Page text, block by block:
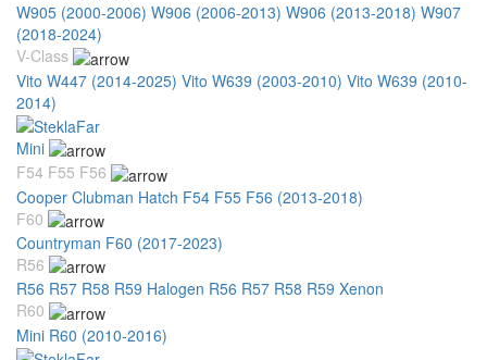
W905 (2000-2006) W906 (2006-2013) W906 (2013-2018) W907
(2018-2024)
V-Class
Vito W447 (2014-2025) Vito W639 (2003-2010) Vito W639 (2010-
2014)
Mini
F54 F55 F56
Cooper Clubman Hatch F54 F55 F56 (2013-2018)
F60
Countryman F60 (2017-2023)
R56
R56 R57 R58 R59 Halogen R56 R57 R58 R59 Xenon
R60
Mini R60 (2010-2016)